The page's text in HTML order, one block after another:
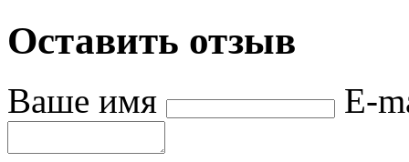
Оставить отзыв
Ваше имя E-